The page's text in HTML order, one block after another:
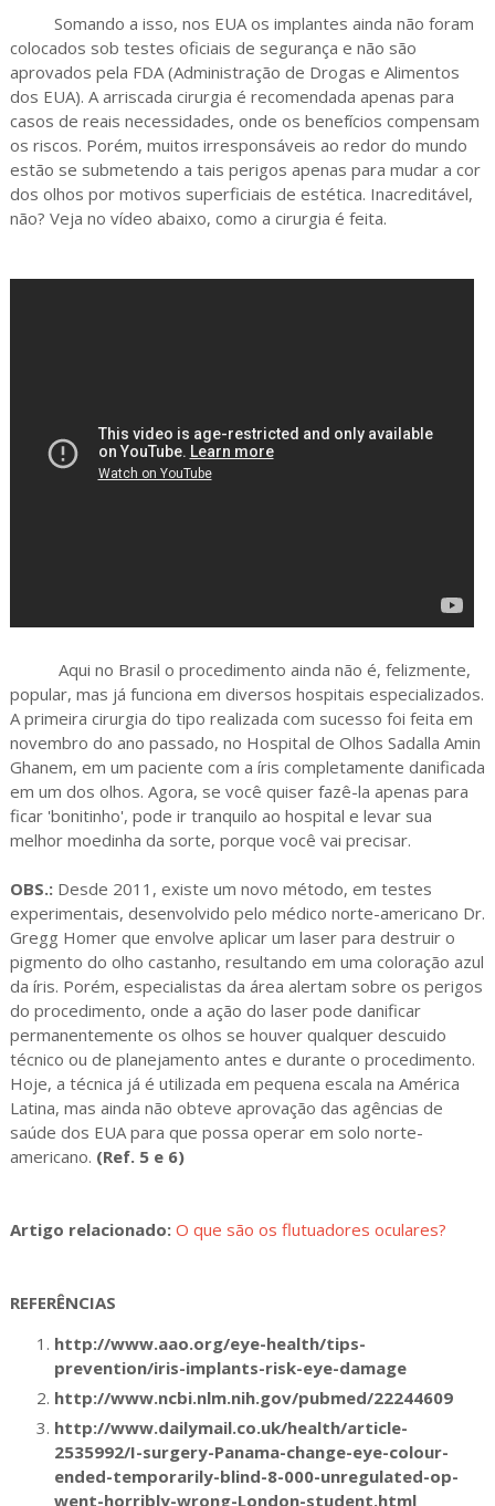
Somando a isso, nos EUA os implantes ainda não foram
colocados sob testes oficiais de segurança e não são
aprovados pela FDA (Administração de Drogas e Alimentos
dos EUA). A arriscada cirurgia é recomendada apenas para
casos de reais necessidades, onde os benefícios compensam
os riscos. Porém, muitos irresponsáveis ao redor do mundo
estão se submetendo a tais perigos apenas para mudar a cor
dos olhos por motivos superficiais de estética. Inacreditável,
não? Veja no vídeo abaixo, como a cirurgia é feita.
Aqui no Brasil o procedimento ainda não é, felizmente,
popular, mas já funciona em diversos hospitais especializados.
A primeira cirurgia do tipo realizada com sucesso foi feita em
novembro do ano passado, no Hospital de Olhos Sadalla Amin
Ghanem, em um paciente com a íris completamente danificada
em um dos olhos. Agora, se você quiser fazê-la apenas para
ficar 'bonitinho', pode ir tranquilo ao hospital e levar sua
melhor moedinha da sorte, porque você vai precisar.
OBS.: Desde 2011, existe um novo método, em testes
experimentais, desenvolvido pelo médico norte-americano Dr.
Gregg Homer que envolve aplicar um laser para destruir o
pigmento do olho castanho, resultando em uma coloração azul
da íris. Porém, especialistas da área alertam sobre os perigos
do procedimento, onde a ação do laser pode danificar
permanentemente os olhos se houver qualquer descuido
técnico ou de planejamento antes e durante o procedimento.
Hoje, a técnica já é utilizada em pequena escala na América
Latina, mas ainda não obteve aprovação das agências de
saúde dos EUA para que possa operar em solo norte-
americano. (Ref. 5 e 6)
Artigo relacionado: O que são os flutuadores oculares?
REFERÊNCIAS
http://www.aao.org/eye-health/tips-
prevention/iris-implants-risk-eye-damage
http://www.ncbi.nlm.nih.gov/pubmed/22244609
http://www.dailymail.co.uk/health/article-
2535992/I-surgery-Panama-change-eye-colour-
ended-temporarily-blind-8-000-unregulated-op-
went-horribly-wrong-London-student.html